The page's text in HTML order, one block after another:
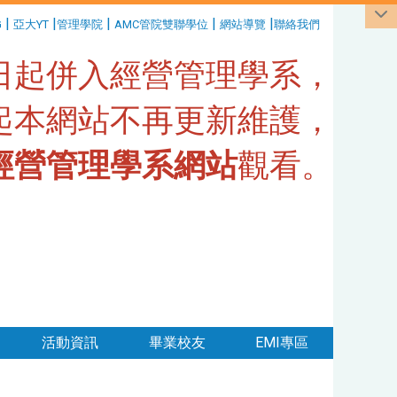
| 亞大YT |管理學院 | AMC管院雙聯學位 | 網站導覽 |聯絡我們
併入經營管理學系，
網站不再更新維護，
營管理學系網站觀看。
活動資訊 畢業校友 EMI專區